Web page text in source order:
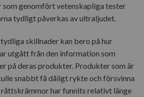
som genomförtvetenskapliga tester
tydligt påverkas av ultraljudet.
skillnader kan bero på hur
utgått från den information som
på deras produkter. Produkter som är
snabbt få dåligt rykte och försvinna
råttskrämmor har funnits relativt länge